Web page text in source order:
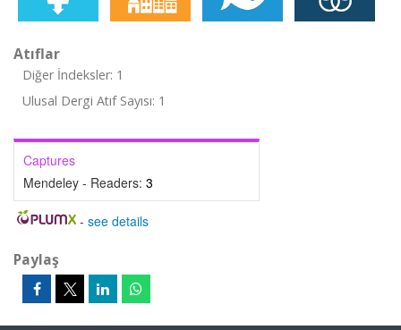
Atıflar
Diğer İndeksler: 1
Ulusal Dergi Atıf Sayısı: 1
Captures
Mendeley - Readers: 3
- see details
Paylaş